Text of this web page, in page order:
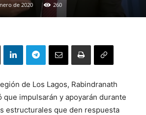
de 2020 260
de Los Lagos, Rabindranath
que impulsarán y apoyarán durante
estructurales que den respuesta